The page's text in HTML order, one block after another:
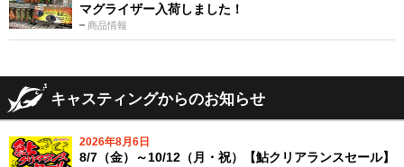
商品情報
マグライザー入荷しました！
キャスティングからのお知らせ
2026年8月6日
8/7（金）～10/12（月・祝）【鮎クリアランスセール】